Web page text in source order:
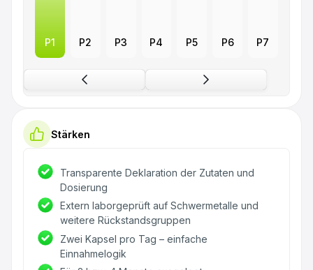
P1 P2 P3 P4 P5 P6 P7
Stärken
Transparente Deklaration der Zutaten und
Dosierung
Extern laborgeprüft auf Schwermetalle und
weitere Rückstandsgruppen
Zwei Kapsel pro Tag – einfache
Einnahmelogik